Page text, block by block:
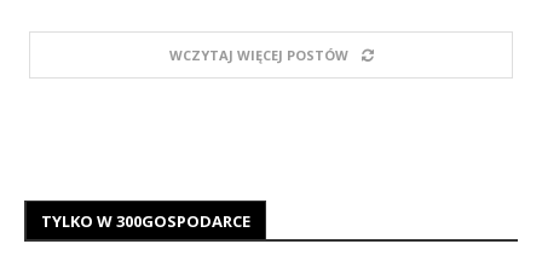
WCZYTAJ WIĘCEJ POSTÓW
TYLKO W 300GOSPODARCE